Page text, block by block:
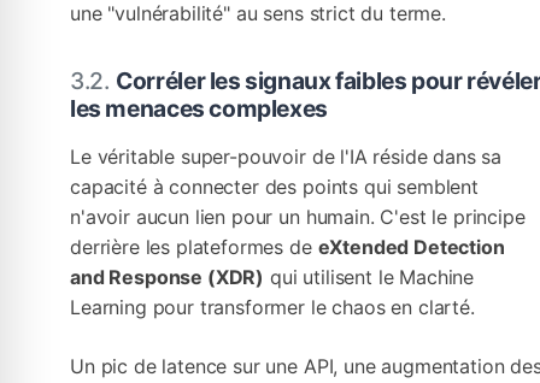
une "vulnérabilité" au sens strict du terme.
Corréler les signaux faibles pour
les menaces complexes
Le véritable super-pouvoir de l'IA réside dans sa
capacité à connecter des points qui semblent
n'avoir aucun lien pour un humain. C'est le principe
derrière les plateformes de eXtended Detection
and Response (XDR) qui utilisent le Machine
Learning pour transformer le chaos en clarté.
Un pic de latence sur une API, une augmentation